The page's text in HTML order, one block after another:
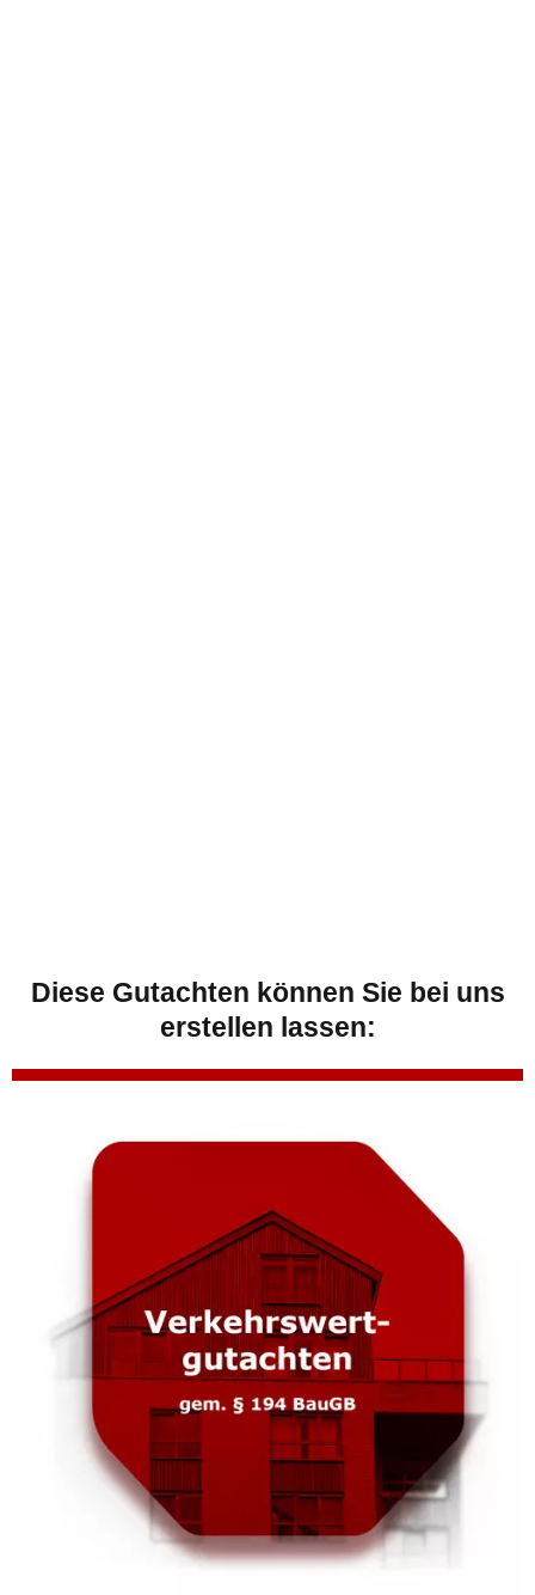
Diese Gutachten können Sie bei uns
erstellen lassen: